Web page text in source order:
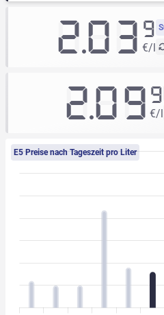
2.03 9
€/l
2.099
€/l
E5 Preise nach Tageszeit pro Liter